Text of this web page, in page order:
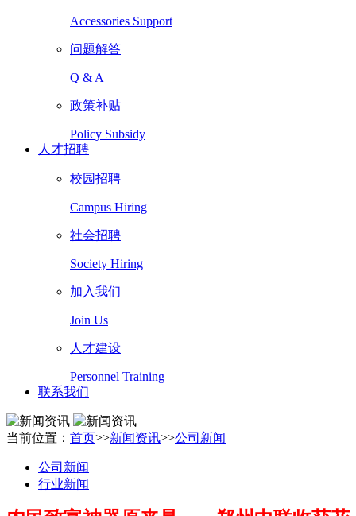
Accessories Support
问题解答
Q & A
政策补贴
Policy Subsidy
人才招聘
校园招聘
Campus Hiring
社会招聘
Society Hiring
加入我们
Join Us
人才建设
Personnel Training
联系我们
当前位置： 首页>>新闻资讯>>公司新闻
公司新闻
行业新闻